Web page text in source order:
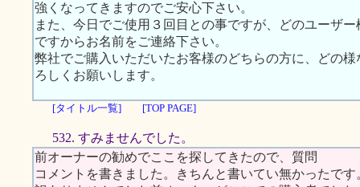
強くなってきますのでご安心下さい。
また、今日でご使用３回目との事ですが、どのユーザ
ですからお名前をご連絡下さい。
弊社でご購入いただいたお客様のどちらの方に、どの
ろしくお願いします。
[タイトル一覧] [TOP PAGE]
532. すみませんでした。
前オーナーの勧めでここを探してきたので、質問
コメントを書きました。きちんと書いてい無かったで